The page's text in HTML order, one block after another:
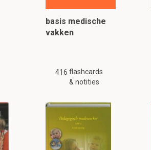
basis medische
vakken
416 flashcards
& notities